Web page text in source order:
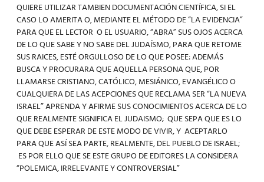
QUIERE UTILIZAR TAMBIEN DOCUMENTACIÓN CIENTÍFICA, SI EL
CASO LO AMERITA O, MEDIANTE EL MÉTODO DE “LA EVIDENCIA”
PARA QUE EL LECTOR O EL USUARIO, “ABRA” SUS OJOS ACERCA
DE LO QUE SABE Y NO SABE DEL JUDAÍSMO, PARA QUE RETOME
SUS RAICES, ESTÉ ORGULLOSO DE LO QUE POSEE: ADEMÁS
BUSCA Y PROCURARA QUE AQUELLA PERSONA QUE, POR
LLAMARSE CRISTIANO, CATÓLICO, MESIÁNICO, EVANGÉLICO O
CUALQUIERA DE LAS ACEPCIONES QUE RECLAMA SER “LA NUEVA
ISRAEL” APRENDA Y AFIRME SUS CONOCIMIENTOS ACERCA DE LO
QUE REALMENTE SIGNIFICA EL JUDAISMO; QUE SEPA QUE ES LO
QUE DEBE ESPERAR DE ESTE MODO DE VIVIR, Y ACEPTARLO
PARA QUE ASÍ SEA PARTE, REALMENTE, DEL PUEBLO DE ISRAEL;
ES POR ELLO QUE SE ESTE GRUPO DE EDITORES LA CONSIDERA
“POLEMICA, IRRELEVANTE Y CONTROVERSIAL”